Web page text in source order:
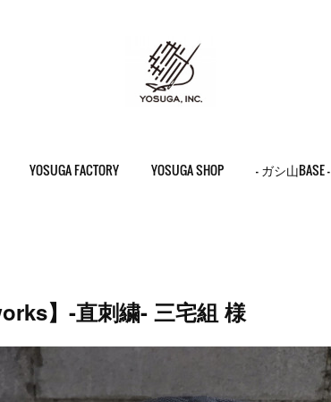
YOSUGA FACTORY YOSUGA SHOP - ガシ山BASE -
】-直刺繍- 三宅組 様